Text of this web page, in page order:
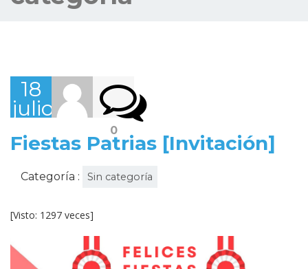
18
julio,
0
Fiestas Patrias [Invitación]
Categoría : Sin categoría
[Visto: 1297 veces]